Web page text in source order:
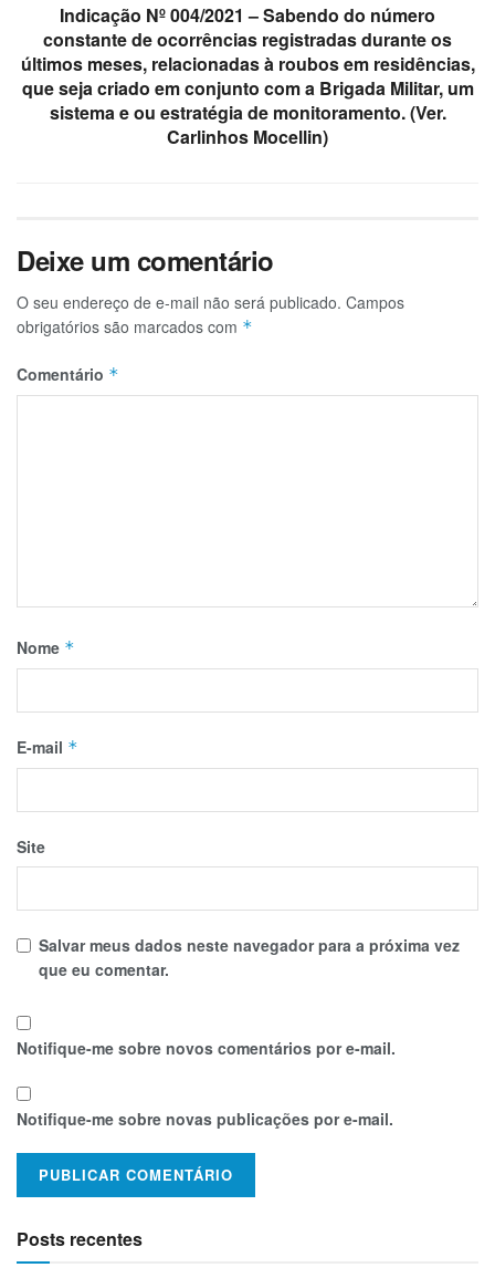
Indicação Nº 004/2021 – Sabendo do número
constante de ocorrências registradas durante os
últimos meses, relacionadas à roubos em residências,
que seja criado em conjunto com a Brigada Militar, um
sistema e ou estratégia de monitoramento. (Ver.
Carlinhos Mocellin)
Deixe um comentário
O seu endereço de e-mail não será publicado. Campos
obrigatórios são marcados com *
Comentário *
Nome *
E-mail *
Site
Salvar meus dados neste navegador para a próxima vez
que eu comentar.
Notifique-me sobre novos comentários por e-mail.
Notifique-me sobre novas publicações por e-mail.
Posts recentes